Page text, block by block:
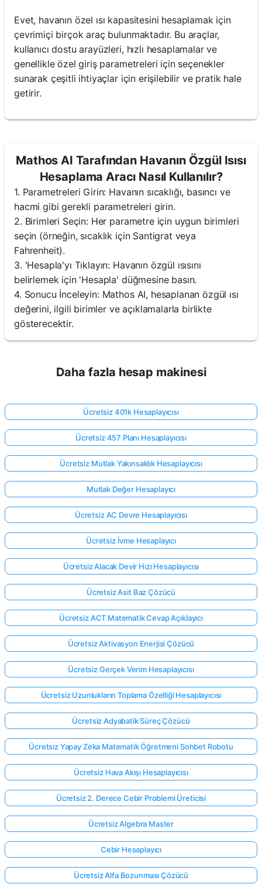
Evet, havanın özel ısı kapasitesini hesaplamak için
çevrimiçi birçok araç bulunmaktadır. Bu araçlar,
kullanıcı dostu arayüzleri, hızlı hesaplamalar ve
genellikle özel giriş parametreleri için seçenekler
sunarak çeşitli ihtiyaçlar için erişilebilir ve pratik hale
getirir.
Mathos AI Tarafından Havanın Özgül Isısı
Hesaplama Aracı Nasıl Kullanılır?
1. Parametreleri Girin: Havanın sıcaklığı, basıncı ve
hacmi gibi gerekli parametreleri girin.
2. Birimleri Seçin: Her parametre için uygun birimleri
seçin (örneğin, sıcaklık için Santigrat veya
Fahrenheit).
3. 'Hesapla'yı Tıklayın: Havanın özgül ısısını
belirlemek için 'Hesapla' düğmesine basın.
4. Sonucu İnceleyin: Mathos AI, hesaplanan özgül ısı
değerini, ilgili birimler ve açıklamalarla birlikte
gösterecektir.
Daha fazla hesap makinesi
Ücretsiz 401k Hesaplayıcısı
Ücretsiz 457 Planı Hesaplayıcısı
Ücretsiz Mutlak Yakınsaklık Hesaplayıcısı
Mutlak Değer Hesaplayıcı
Ücretsiz AC Devre Hesaplayıcısı
Ücretsiz İvme Hesaplayıcı
Ücretsiz Alacak Devir Hızı Hesaplayıcısı
Ücretsiz Asit Baz Çözücü
Ücretsiz ACT Matematik Cevap Açıklayıcı
Ücretsiz Aktivasyon Enerjisi Çözücü
Ücretsiz Gerçek Verim Hesaplayıcısı
Ücretsiz Uzunlukların Toplama Özelliği Hesaplayıcısı
Ücretsiz Adyabatik Süreç Çözücü
Ücretsiz Yapay Zeka Matematik Öğretmeni Sohbet Robotu
Ücretsiz Hava Akışı Hesaplayıcısı
Ücretsiz 2. Derece Cebir Problemi Üreticisi
Ücretsiz Algebra Master
Cebir Hesaplayıcı
Ücretsiz Alfa Bozunması Çözücü